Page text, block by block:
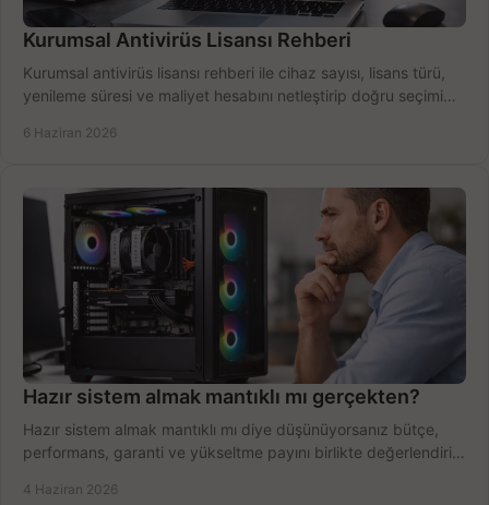
Kurumsal Antivirüs Lisansı Rehberi
Kurumsal antivirüs lisansı rehberi ile cihaz sayısı, lisans türü,
yenileme süresi ve maliyet hesabını netleştirip doğru seçimi
6 Haziran 2026
Hazır sistem almak mantıklı mı gerçekten?
Hazır sistem almak mantıklı mı diye düşünüyorsanız bütçe,
performans, garanti ve yükseltme payını birlikte değerlendirin,
4 Haziran 2026